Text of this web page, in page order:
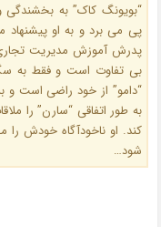
“بویونگ کاک” به بخشندگی
پی می برد و به او پیشنهاد
پدرش آموزش مدیریت
بی تفاوت است و فقط به
“دامو” از خود راضی است و
به طور اتفاقی “سارن” را
کند. او ناخودآگاه خودش
شود…